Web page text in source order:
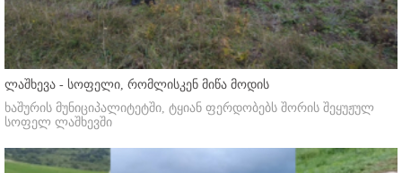
ლაშხევა - სოფელი, რომლისკენ მიწა მოდის
ხაშურის მუნიციპალიტეტში, ტყიან ფერდობებს შორის შეყუჟულ
სოფელ ლაშხევში